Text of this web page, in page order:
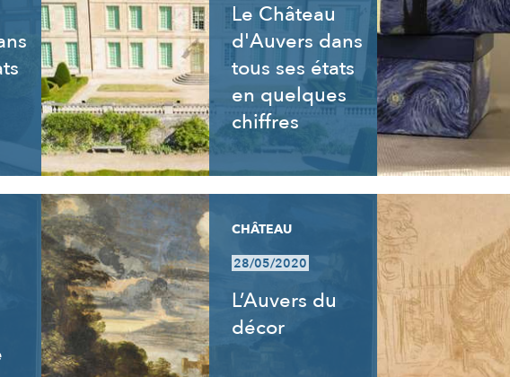
Le Château
d'Auvers dans
tous ses états
en quelques
chiffres
CHÂTEAU
28/05/2020
L’Auvers du
décor